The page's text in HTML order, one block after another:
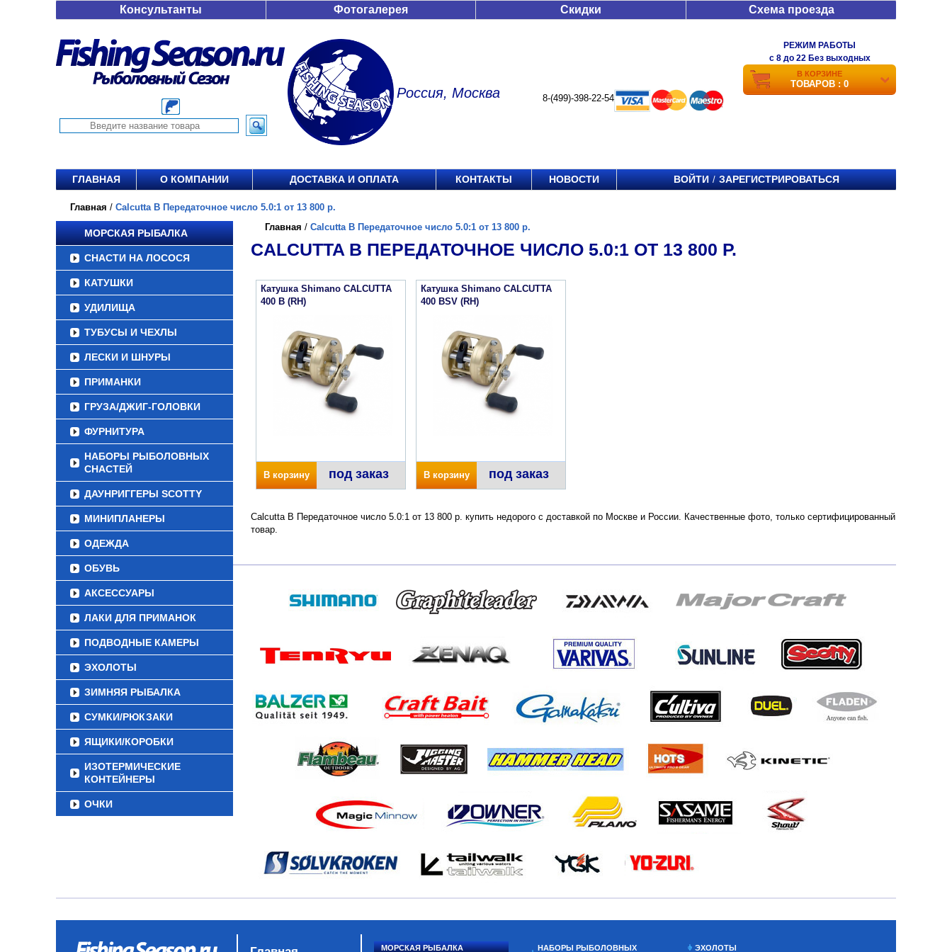
Консультанты Фотогалерея Скидки Схема проезда
Россия, Москва 8-(499)-398-22-54
РЕЖИМ РАБОТЫ
c 8 до 22 Без выходных
В КОРЗИНЕ
ТОВАРОВ : 0
ГЛАВНАЯ О КОМПАНИИ ДОСТАВКА И ОПЛАТА КОНТАКТЫ НОВОСТИ ВОЙТИ / ЗАРЕГИСТРИРОВАТЬСЯ
Главная / Calcutta B Передаточное число 5.0:1 от 13 800 р.
МОРСКАЯ РЫБАЛКА
СНАСТИ НА ЛОСОСЯ
КАТУШКИ
УДИЛИЩА
ТУБУСЫ И ЧЕХЛЫ
ЛЕСКИ И ШНУРЫ
ПРИМАНКИ
ГРУЗА/ДЖИГ-ГОЛОВКИ
ФУРНИТУРА
НАБОРЫ РЫБОЛОВНЫХ
СНАСТЕЙ
ДАУНРИГГЕРЫ SCOTTY
МИНИПЛАНЕРЫ
ОДЕЖДА
ОБУВЬ
АКСЕССУАРЫ
ЛАКИ ДЛЯ ПРИМАНОК
ПОДВОДНЫЕ КАМЕРЫ
ЭХОЛОТЫ
ЗИМНЯЯ РЫБАЛКА
СУМКИ/РЮКЗАКИ
ЯЩИКИ/КОРОБКИ
ИЗОТЕРМИЧЕСКИЕ
КОНТЕЙНЕРЫ
ОЧКИ
Главная / Calcutta B Передаточное число 5.0:1 от 13 800 р.
CALCUTTA B ПЕРЕДАТОЧНОЕ ЧИСЛО 5.0:1 ОТ 13 800 Р.
Катушка Shimano CALCUTTA
400 B (RH)
В корзину под заказ
Катушка Shimano CALCUTTA
400 BSV (RH)
В корзину под заказ
Calcutta B Передаточное число 5.0:1 от 13 800 р. купить недорого с доставкой по Москве и России. Качественные фото, только сертифицированный
товар.
МОРСКАЯ РЫБАЛКА НАБОРЫ РЫБОЛОВНЫХ ЭХОЛОТЫ